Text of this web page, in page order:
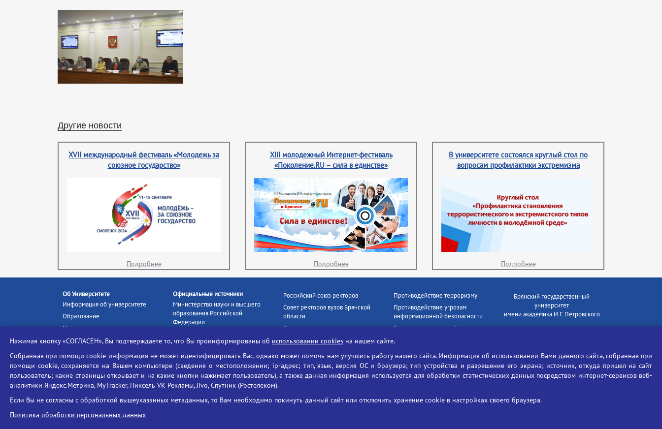
Другие новости
XVII международный фестиваль «Молодежь за
союзное государство»
Подробнее
XIII молодежный Интернет-фестиваль
«Поколение.RU – сила в единстве»
Подробнее
В университете состоялся круглый стол по
вопросам профилактики экстремизма
Подробнее
Об Университете
Информация об университете
Образование
Наука и инновации
Абитуриенту
Ассоциация выпускников
Центр тестирования
иностранных граждан
Конкурс на замещение
должностей научно-
педагогических работников
Официальные источники
Министерство науки и высшего
образования Российской
Федерации
Портал «Российское
образование»
Единое окно информационных
ресурсов
Единая коллекция цифровых
образовательных ресурсов
Российский союз ректоров
Совет ректоров вузов Брянской
области
Росстудцентр
Наши партнёры
Портал «Русский язык»
Учительская газета
Единый портал государственных
Противодействие терроризму
Противодействие угрозам
информационной безопасности
Социальные ролики - Генеральная
БГУ против наркотиков
Брянский государственный
университет
имени академика И.Г. Петровского
Телефон: +7(4832)58-90-85
Нажимая кнопку «СОГЛАСЕН», Вы подтверждаете то, что Вы проинформированы об использовании cookies на нашем сайте.
Собранная при помощи cookie информация не может идентифицировать Вас, однако может помочь нам улучшить работу нашего сайта. Информация об использовании Вами данного сайта, собранная при
помощи cookie, сохраняется на Вашем компьютере (сведения о местоположении; ip-адрес; тип, язык, версия ОС и браузера; тип устройства и разрешение его экрана; источник, откуда пришел на сайт
пользователь; какие страницы открывает и на какие кнопки нажимает пользователь), а также данная информация используется для обработки статистических данных посредством интернет-сервисов веб-
аналитики Яндекс.Метрика, MyTracker, Пиксель VK Рекламы, Jivo, Спутник (Ростелеком).
Если Вы не согласны с обработкой вышеуказанных метаданных, то Вам необходимо покинуть данный сайт или отключить хранение cookie в настройках своего браузера.
Политика обработки персональных данных